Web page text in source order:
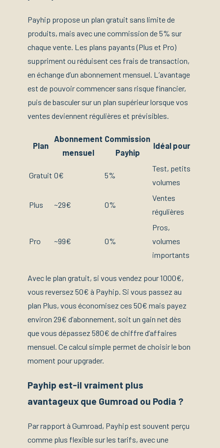
Payhip propose un plan gratuit sans limite de
produits, mais avec une commission de 5% sur
chaque vente. Les plans payants (Plus et Pro)
suppriment ou réduisent ces frais de transaction,
en échange d’un abonnement mensuel. L’avantage
est de pouvoir commencer sans risque financier,
puis de basculer sur un plan supérieur lorsque vos
ventes deviennent régulières et prévisibles.
Plan
Abonnement
mensuel
Commission
Payhip
Idéal pour
Gratuit 0€ 5%
Test, petits
volumes
Plus ~29€ 0%
Ventes
régulières
Pro ~99€ 0%
Pros,
volumes
importants
Avec le plan gratuit, si vous vendez pour 1000€,
vous reversez 50€ à Payhip. Si vous passez au
plan Plus, vous économisez ces 50€ mais payez
environ 29€ d’abonnement, soit un gain net dès
que vous dépassez 580€ de chiffre d’affaires
mensuel. Ce calcul simple permet de choisir le bon
moment pour upgrader.
Payhip est-il vraiment plus
avantageux que Gumroad ou Podia ?
Par rapport à Gumroad, Payhip est souvent perçu
comme plus flexible sur les tarifs, avec une